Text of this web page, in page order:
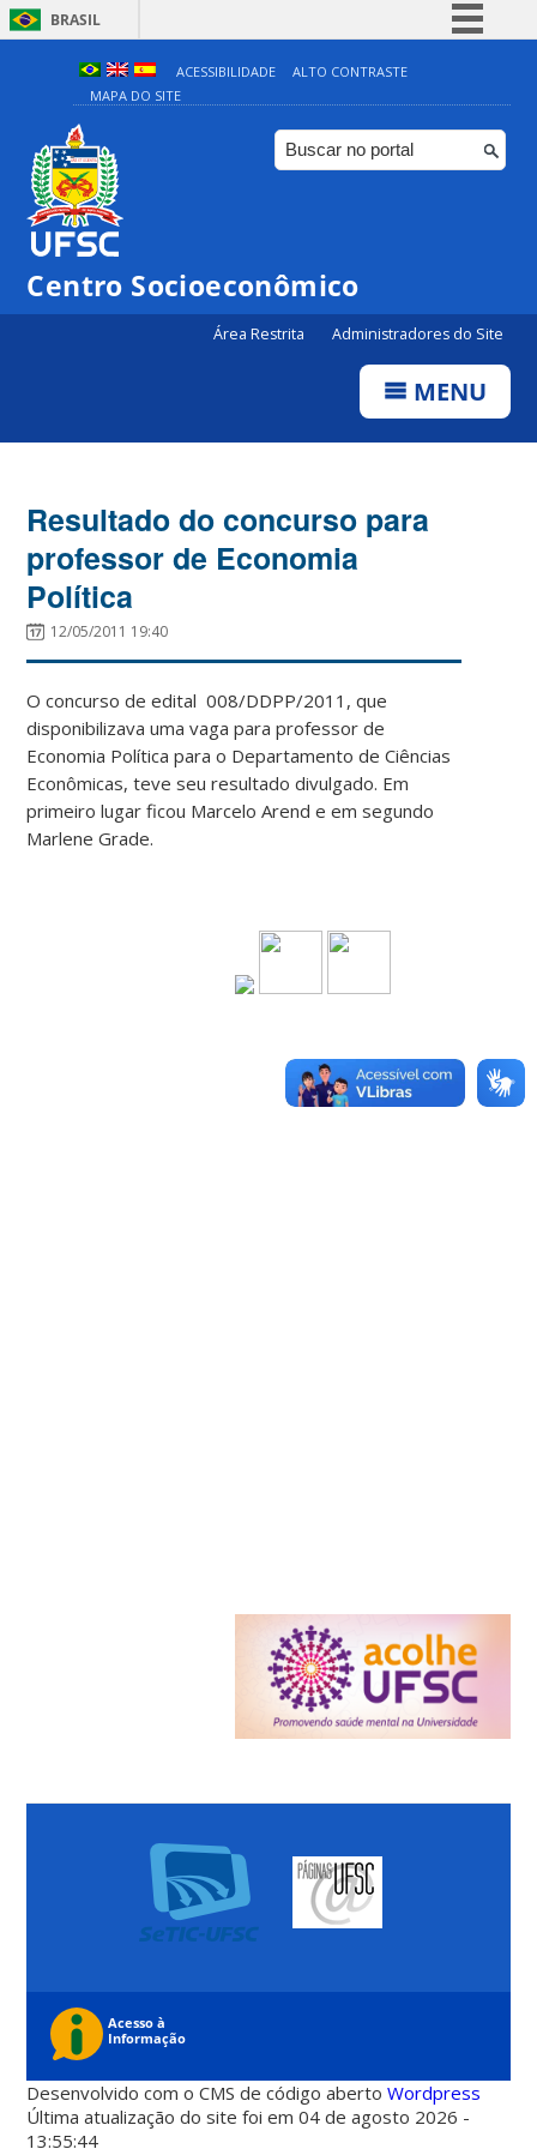
BRASIL
Simplifique!
Comunica BR
Participe
ACESSIBILIDADE
ALTO CONTRASTE
MAPA DO SITE
Centro Socioeconômico
Área Restrita Administradores do Site
MENU
Resultado do concurso para
professor de Economia
Política
12/05/2011 19:40
O concurso de edital 008/DDPP/2011, que
disponibilizava uma vaga para professor de
Economia Política para o Departamento de Ciências
Econômicas, teve seu resultado divulgado. Em
primeiro lugar ficou Marcelo Arend e em segundo
Marlene Grade.
Desenvolvido com o CMS de código abertoWordpress
Última atualização do site foi em 04 de agosto 2026 -
13:55:44